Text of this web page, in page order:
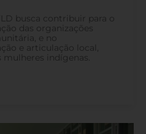
busca contribuir para o
das organizações
e no
e articulação local,
mulheres indígenas.